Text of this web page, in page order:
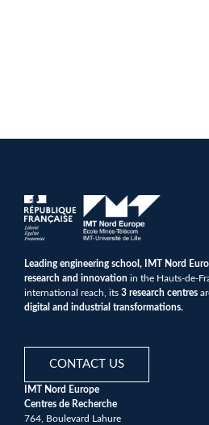
Leading engineering school, IMT Nord
research and innovation in the Hauts-de-
international reach, its 3 research centres
digital and industrial transformations.
CONTACT US
IMT Nord Europe
Centres de Recherche
764, Boulevard Lahure